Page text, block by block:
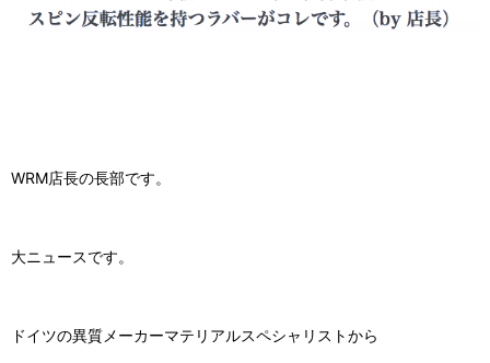
WRM店長の長部です。
大ニュースです。
ドイツの異質メーカーマテリアルスペシャリストから